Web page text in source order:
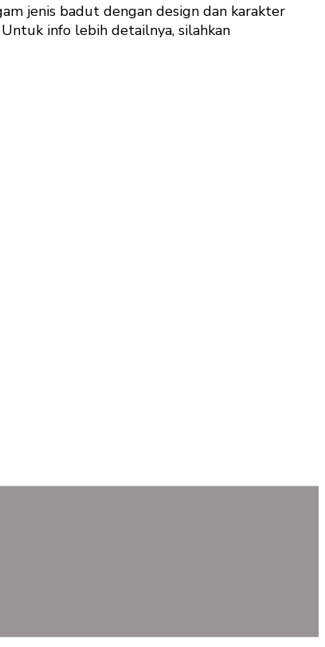
jenis badut dengan design dan karakter
info lebih detailnya, silahkan